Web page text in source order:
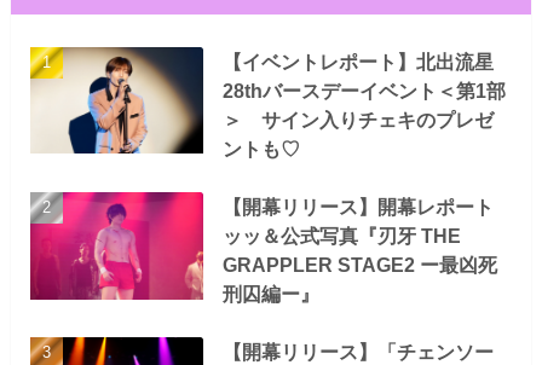
【イベントレポート】北出流星
28thバースデーイベント＜第1部
＞ サイン入りチェキのプレゼ
ントも♡
【開幕リリース】開幕レポート
ッッ＆公式写真『刃牙 THE
GRAPPLER STAGE2 ー最凶死
刑囚編ー』
【開幕リリース】「チェンソー